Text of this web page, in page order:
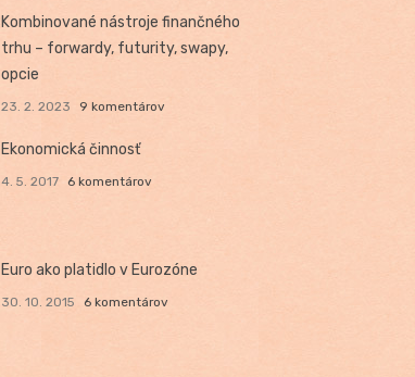
Kombinované nástroje finančného
trhu – forwardy, futurity, swapy,
opcie
23. 2. 2023 9 komentárov
Ekonomická činnosť
4. 5. 2017 6 komentárov
Euro ako platidlo v Eurozóne
30. 10. 2015 6 komentárov